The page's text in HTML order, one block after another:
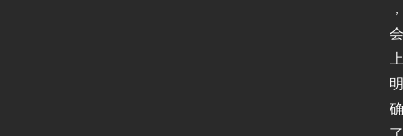
，
会
上
明
确